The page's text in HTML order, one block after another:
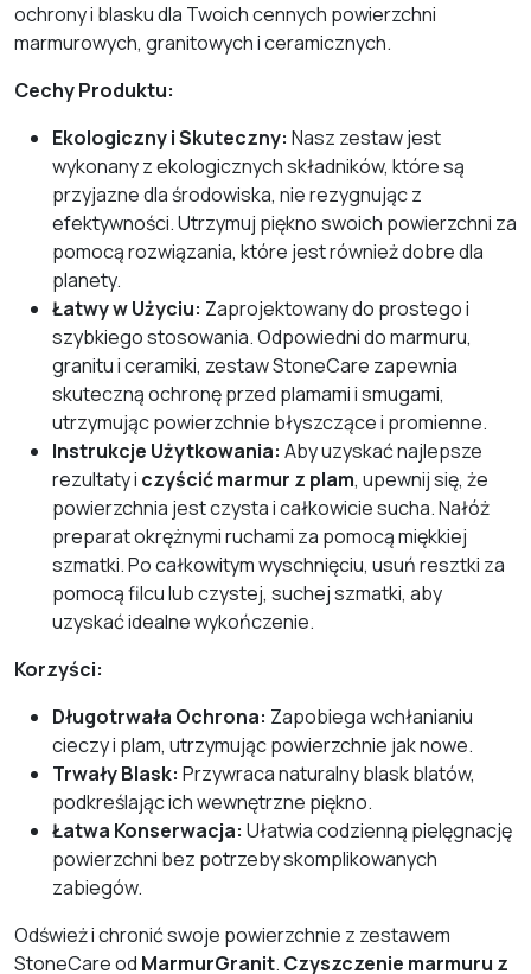
ochrony i blasku dla Twoich cennych powierzchni
marmurowych, granitowych i ceramicznych.
Cechy Produktu:
Ekologiczny i Skuteczny: Nasz zestaw jest
wykonany z ekologicznych składników, które są
przyjazne dla środowiska, nie rezygnując z
efektywności. Utrzymuj piękno swoich powierzchni za
pomocą rozwiązania, które jest również dobre dla
planety.
Łatwy w Użyciu: Zaprojektowany do prostego i
szybkiego stosowania. Odpowiedni do marmuru,
granitu i ceramiki, zestaw StoneCare zapewnia
skuteczną ochronę przed plamami i smugami,
utrzymując powierzchnie błyszczące i promienne.
Instrukcje Użytkowania: Aby uzyskać najlepsze
rezultaty i czyścić marmur z plam, upewnij się, że
powierzchnia jest czysta i całkowicie sucha. Nałóż
preparat okrężnymi ruchami za pomocą miękkiej
szmatki. Po całkowitym wyschnięciu, usuń resztki za
pomocą filcu lub czystej, suchej szmatki, aby
uzyskać idealne wykończenie.
Korzyści:
Długotrwała Ochrona: Zapobiega wchłanianiu
cieczy i plam, utrzymując powierzchnie jak nowe.
Trwały Blask: Przywraca naturalny blask blatów,
podkreślając ich wewnętrzne piękno.
Łatwa Konserwacja: Ułatwia codzienną pielęgnację
powierzchni bez potrzeby skomplikowanych
zabiegów.
Odśwież i chronić swoje powierzchnie z zestawem
StoneCare od MarmurGranit. Czyszczenie marmuru z